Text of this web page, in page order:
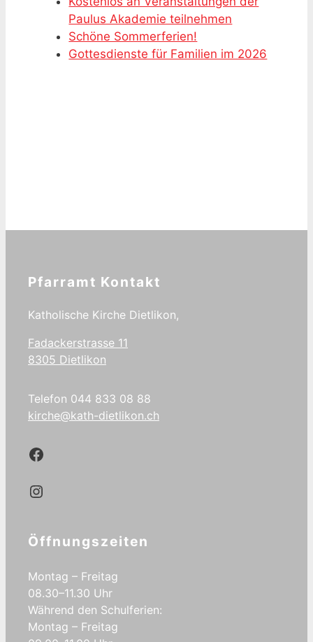
Paulus Akademie teilnehmen
Schöne Sommerferien!
Gottesdienste für Familien im 2026
Pfarramt Kontakt
Katholische Kirche Dietlikon,
Fadackerstrasse 11
8305 Dietlikon
Telefon 044 833 08 88
kirche@kath-dietlikon.ch
Kath.Dietlikon Facebook
Kath.Dietlikon Instagram
Öffnungszeiten
Montag – Freitag
08.30–11.30 Uhr
Während den Schulferien:
Montag – Freitag